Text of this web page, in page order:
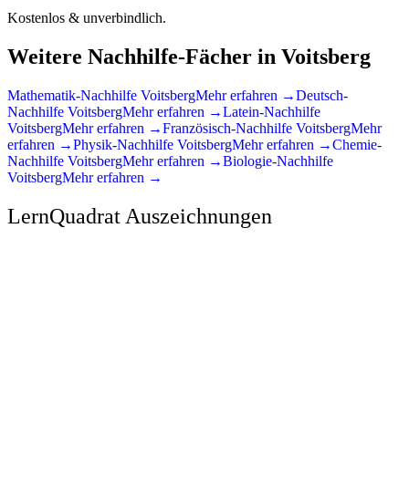
Kostenlos & unverbindlich.
Weitere Nachhilfe-Fächer in Voitsberg
Mathematik-Nachhilfe VoitsbergMehr erfahren →Deutsch-
Nachhilfe VoitsbergMehr erfahren →Latein-Nachhilfe
VoitsbergMehr erfahren →Französisch-Nachhilfe VoitsbergMehr
erfahren →Physik-Nachhilfe VoitsbergMehr erfahren →Chemie-
Nachhilfe VoitsbergMehr erfahren →Biologie-Nachhilfe
VoitsbergMehr erfahren →
LernQuadrat Auszeichnungen